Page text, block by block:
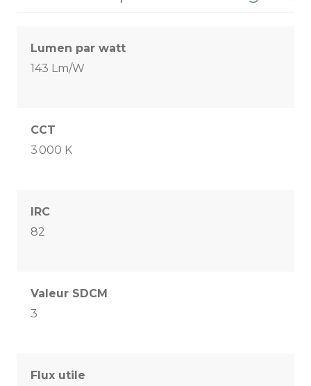
Lumen par watt
143 Lm/W
CCT
3 000 K
IRC
82
Valeur SDCM
3
Flux utile